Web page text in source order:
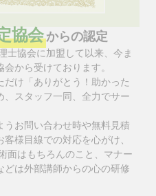
協会からの認定
士協会に加盟して以来、今ま
から受けております。
だけ「ありがとう！助かった
、スタッフ一同、全力でサー
お問い合わせ時や無料見積
様目線での対応を心がけ、
面はもちろんのこと、マナー
は外部講師からの心の研修